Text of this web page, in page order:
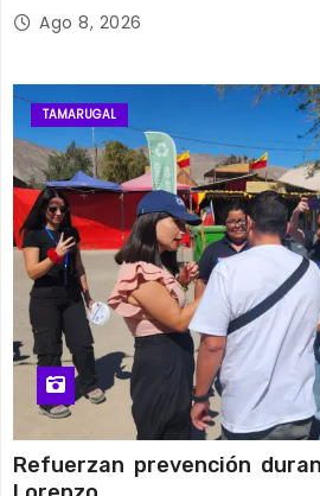
Ago 8, 2026
TAMARUGAL
Refuerzan prevención